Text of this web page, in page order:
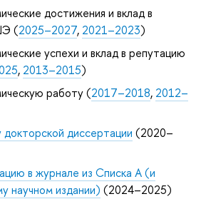
достижения и вклад в
(2025–2027, 2021–2023)
успехи и вклад в репутацию
, 2013–2015)
работу (2017–2018, 2012–
докторской диссертации (2020–
в журнале из Списка А (и
научном издании) (2024–2025)